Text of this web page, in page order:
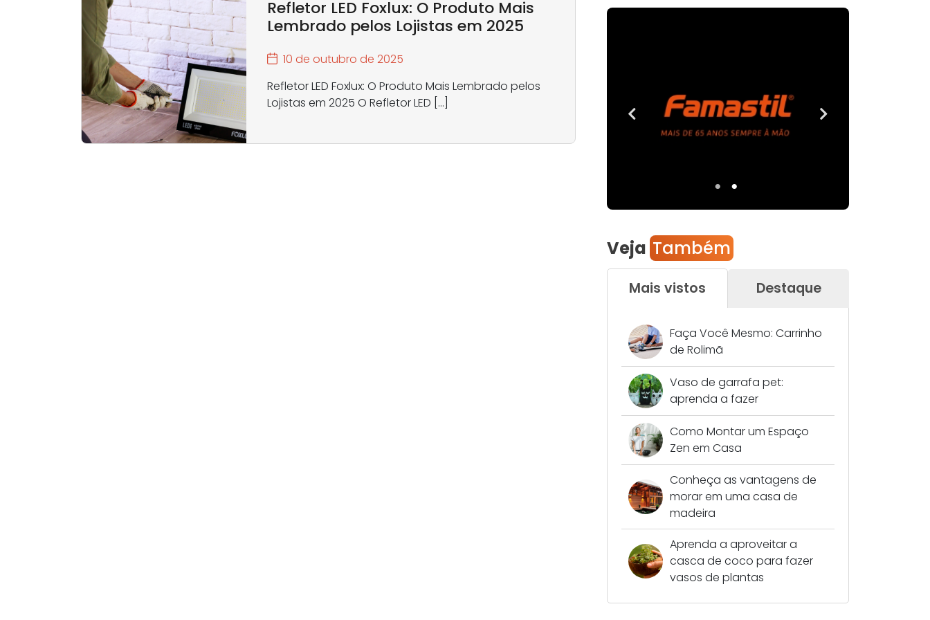
Refletor LED Foxlux: O Produto Mais
Lembrado pelos Lojistas em 2025
10 de outubro de 2025
Refletor LED Foxlux: O Produto Mais Lembrado pelos
Lojistas em 2025 O Refletor LED […]
Veja Também
Mais vistos Destaque
Faça Você Mesmo: Carrinho
de Rolimã
Vaso de garrafa pet:
aprenda a fazer
Como Montar um Espaço
Zen em Casa
Conheça as vantagens de
morar em uma casa de
madeira
Aprenda a aproveitar a
casca de coco para fazer
vasos de plantas